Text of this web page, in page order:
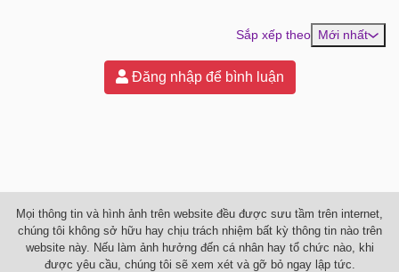
Sắp xếp theo Mới nhất
Đăng nhập để bình luận
Mọi thông tin và hình ảnh trên website đều được sưu tầm trên internet,
chúng tôi không sở hữu hay chịu trách nhiệm bất kỳ thông tin nào trên
website này. Nếu làm ảnh hưởng đến cá nhân hay tổ chức nào, khi
được yêu cầu, chúng tôi sẽ xem xét và gỡ bỏ ngay lập tức.